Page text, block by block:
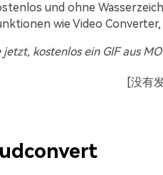
und ohne
wie Video
jetzt, kostenlos ein GIF aus
[没有